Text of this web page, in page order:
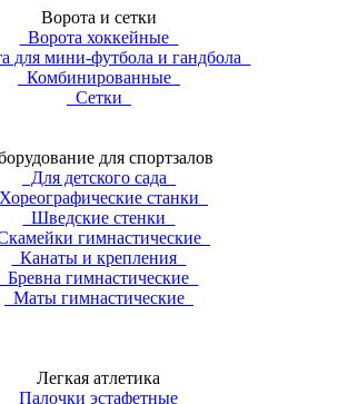
Ворота и сетки
Ворота хоккейные
для мини-футбола и гандбола
Комбинированные
Сетки
для спортзалов
Для детского сада
Хореографические станки
Шведские стенки
гимнастические
Канаты и крепления
Бревна гимнастические
Маты гимнастические
Легкая атлетика
Палочки эстафетные